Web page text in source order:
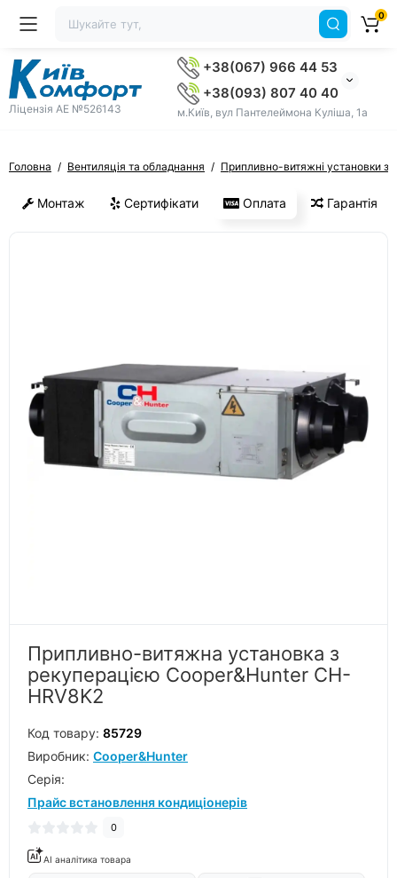
Ліцензія AE №526143
+38(067) 966 44 53
+38(093) 807 40 40
м.Київ, вул Пантелеймона Куліша, 1а
0
Головна Вентиляція та обладнання Припливно-витяжні установки з
Монтаж Сертифікати Оплата Гарантія
Припливно-витяжна установка з
рекуперацією Cooper&Hunter CH-
HRV8K2
Код товару: 85729
Виробник: Cooper&Hunter
Серiя:
Прайс встановлення кондиціонерів
0
AI аналітика товара